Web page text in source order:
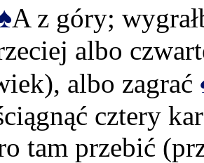
A z góry;
albo
albo zagrać
cztery
tam przebić